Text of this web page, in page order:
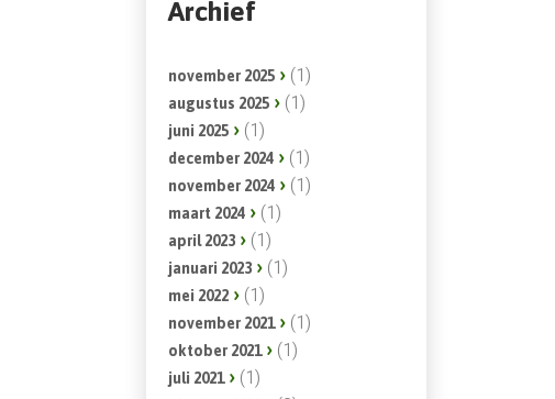
Archief
november 2025 (1)
augustus 2025 (1)
juni 2025 (1)
december 2024 (1)
november 2024 (1)
maart 2024 (1)
april 2023 (1)
januari 2023 (1)
mei 2022 (1)
november 2021 (1)
oktober 2021 (1)
juli 2021 (1)